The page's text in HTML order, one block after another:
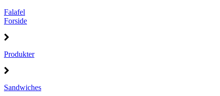
Falafel
Forside
Produkter
Sandwiches